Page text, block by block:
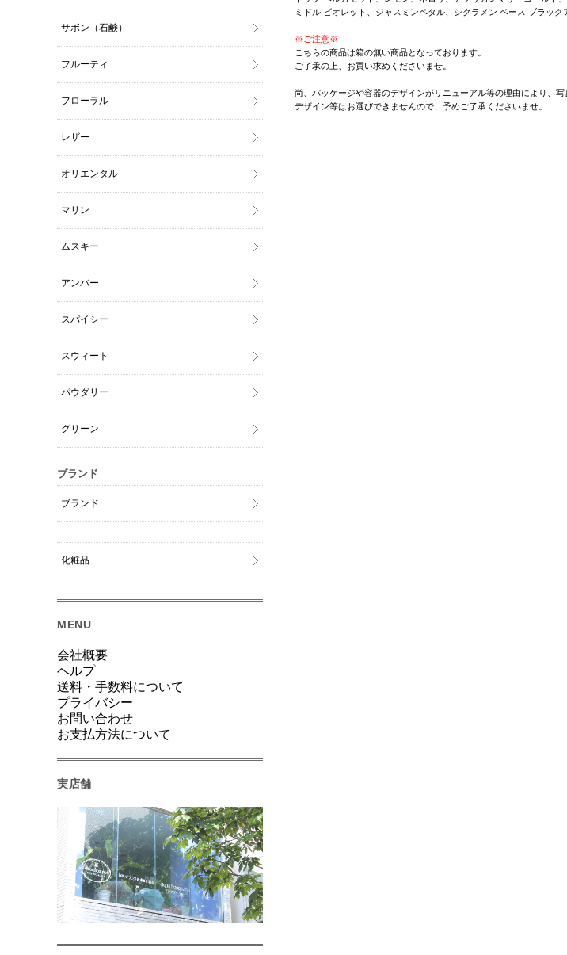
ミドル:ビオレット、ジャスミンペタル、シクラメン ベース:ブラッ
※ご注意※
こちらの商品は箱の無い商品となっております。
ご了承の上、お買い求めくださいませ。
尚、パッケージや容器のデザインがリニューアル等の理由により、写
デザイン等はお選びできませんので、予めご了承くださいませ。
サボン（石鹸）
フルーティ
フローラル
レザー
オリエンタル
マリン
ムスキー
アンバー
スパイシー
スウィート
パウダリー
グリーン
ブランド
ブランド
化粧品
MENU
会社概要
ヘルプ
送料・手数料について
プライバシー
お問い合わせ
お支払方法について
実店舗